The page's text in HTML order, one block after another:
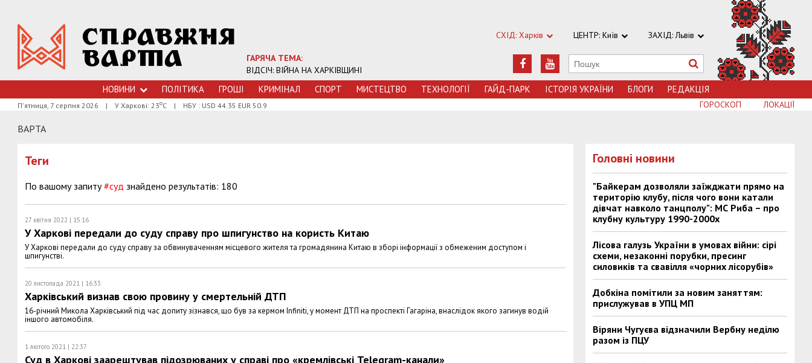
ГАРЯЧА ТЕМА:
ВІДСІЧ: ВІЙНА НА ХАРКІВЩИНІ
СХІД: Харків ЦЕНТР: Київ ЗАХІД: Львів
НОВИНИ ПОЛІТИКА ГРОШI КРИМIНАЛ СПОРТ МИСТЕЦТВО ТЕХНОЛОГIЇ ГАЙД-ПАРК ІСТОРІЯ УКРАЇНИ БЛОГИ РЕДАКЦІЯ
П'ятниця, 7 серпня 2026 | У Харкові: 23оС | НБУ : USD 44.35 EUR 50.9 ЛОКАЦІЇ
ГОРОСКОП
ВАРТА
Теги
По вашому запиту#суд знайдено результатів: 180
27 квітня 2022 | 15:16
У Харкові передали до суду справу про шпигунство на користь Китаю
У Харкові передали до суду справу за обвинуваченням місцевого жителя та громадянина Китаю в зборі інформації з обмеженим доступом і
шпигунстві.
20 листопада 2021 | 16:33
Харківський визнав свою провину у смертельній ДТП
16-річний Микола Харківський під час допиту зізнався, що був за кермом Infiniti, у момент ДТП на проспекті Гагаріна, внаслідок якого загинув водій
іншого автомобіля.
1 лютого 2021 | 22:37
Суд в Харкові заарештував підозрюваних у справі про «кремлівські Telegram-канали»
Головні новини
"Байкерам дозволяли заїжджати прямо на
територію клубу, після чого вони катали
дівчат навколо танцполу": МС Риба – про
клубну культуру 1990-2000х
Лісова галузь України в умовах війни: сірі
схеми, незаконні порубки, пресинг
силовиків та свавілля «чорних лісорубів»
Добкіна помітили за новим заняттям:
прислужував в УПЦ МП
Віряни Чугуєва відзначили Вербну неділю
разом із ПЦУ